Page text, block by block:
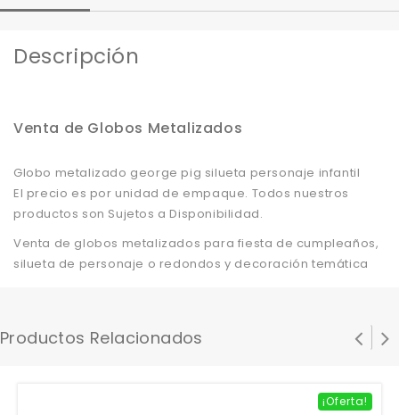
Descripción
Venta de Globos Metalizados
Globo metalizado george pig silueta personaje infantil
El precio es por unidad de empaque. Todos nuestros
productos son Sujetos a Disponibilidad.
Venta de globos metalizados para fiesta de cumpleaños,
silueta de personaje o redondos y decoración temática
Productos Relacionados
¡Oferta!